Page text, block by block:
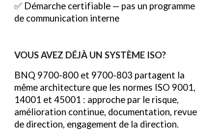
✅ Démarche certifiable — pas un programme
de communication interne
VOUS AVEZ DÉJÀ UN SYSTÈME ISO?
BNQ 9700-800 et 9700-803 partagent la
même architecture que les normes ISO 9001,
14001 et 45001 : approche par le risque,
amélioration continue, documentation, revue
de direction, engagement de la direction.